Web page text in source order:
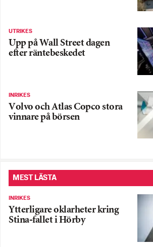
UTRIKES
Upp på Wall Street dagen
efter räntebeskedet
INRIKES
Volvo och Atlas Copco stora
vinnare på börsen
MEST LÄSTA
INRIKES
Ytterligare oklarheter kring
Stina-fallet i Hörby